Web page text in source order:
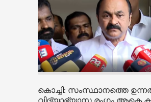
കൊച്ചി: സംസ്ഥാനത്തെ